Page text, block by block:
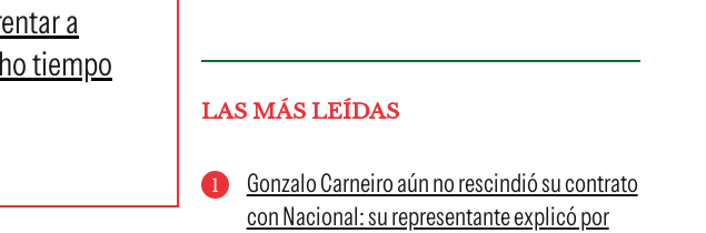
a
tiempo
LAS MÁS LEÍDAS
Gonzalo Carneiro aún no rescindió su contrato
con Nacional: su representante explicó por